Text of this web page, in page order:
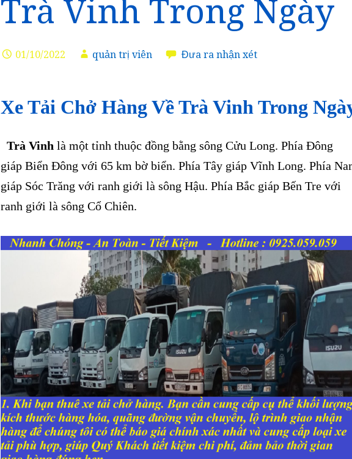
Trà Vinh Trong Ngày
01/10/2022 quản trị viên Đưa ra nhận xét
Xe Tải Chở Hàng Về Trà Vinh Trong
Trà Vinh là một tỉnh thuộc đồng bằng sông Cửu Long. Phía Đông
giáp Biển Đông với 65 km bờ biển. Phía Tây giáp Vĩnh Long. Phía
giáp Sóc Trăng với ranh giới là sông Hậu. Phía Bắc giáp Bến Tre với
ranh giới là sông Cổ Chiên.